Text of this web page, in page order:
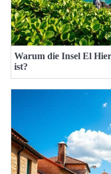
Warum die Insel El
ist?